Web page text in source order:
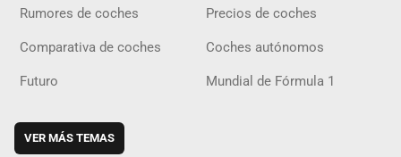
Rumores de coches Precios de coches
Comparativa de coches Coches autónomos
Futuro Mundial de Fórmula 1
VER MÁS TEMAS